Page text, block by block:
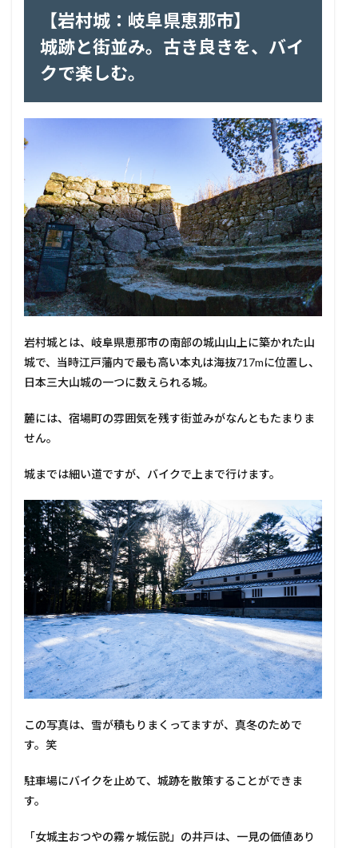
【岩村城：岐阜県恵那市】
城跡と街並み。古き良きを、バイ
クで楽しむ。
岩村城とは、岐阜県恵那市の南部の城山山上に築かれた山
城で、当時江戸藩内で最も高い本丸は海抜717mに位置し、
日本三大山城の一つに数えられる城。
麓には、宿場町の雰囲気を残す街並みがなんともたまりま
せん。
城までは細い道ですが、バイクで上まで行けます。
この写真は、雪が積もりまくってますが、真冬のためで
す。笑
駐車場にバイクを止めて、城跡を散策することができま
す。
「女城主おつやの霧ヶ城伝説」の井戸は、一見の価値あり